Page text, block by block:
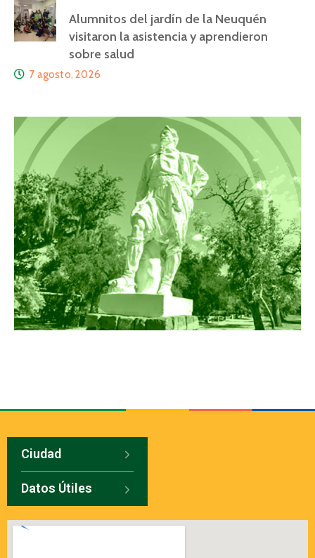
Alumnitos del jardín de la Neuquén
visitaron la asistencia y aprendieron
sobre salud
7 agosto, 2026
Ciudad
Datos Útiles